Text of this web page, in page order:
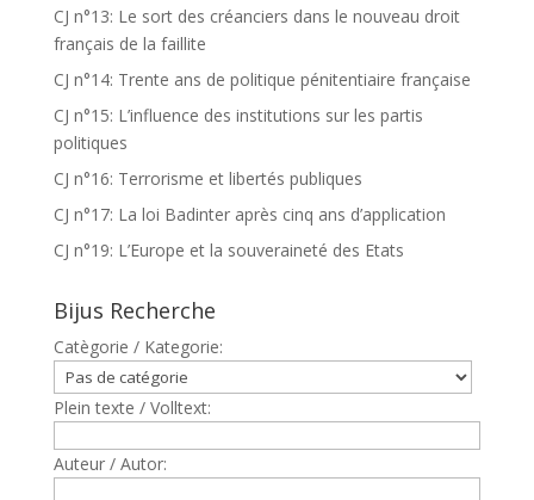
CJ n°13: Le sort des créanciers dans le nouveau droit
français de la faillite
CJ n°14: Trente ans de politique pénitentiaire française
CJ n°15: L’influence des institutions sur les partis
politiques
CJ n°16: Terrorisme et libertés publiques
CJ n°17: La loi Badinter après cinq ans d’application
CJ n°19: L’Europe et la souveraineté des Etats
Bijus Recherche
Catègorie / Kategorie:
Plein texte / Volltext:
Auteur / Autor: